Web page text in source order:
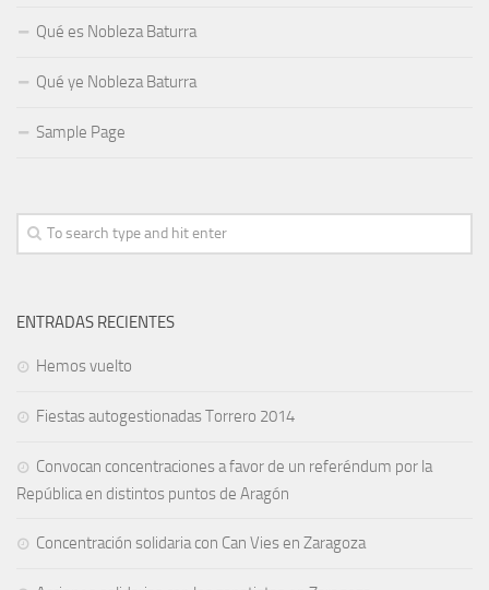
Qué es Nobleza Baturra
Qué ye Nobleza Baturra
Sample Page
ENTRADAS RECIENTES
Hemos vuelto
Fiestas autogestionadas Torrero 2014
Convocan concentraciones a favor de un referéndum por la
República en distintos puntos de Aragón
Concentración solidaria con Can Vies en Zaragoza